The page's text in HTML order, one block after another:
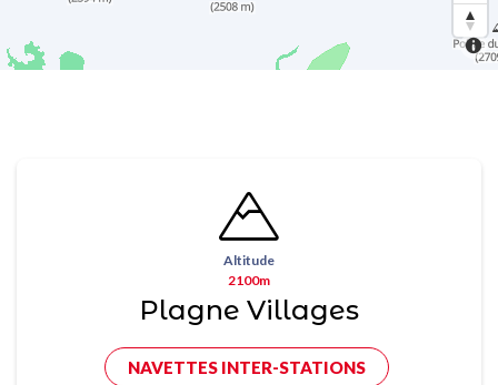
Altitude
2100m
Plagne Villages
NAVETTES INTER-STATIONS